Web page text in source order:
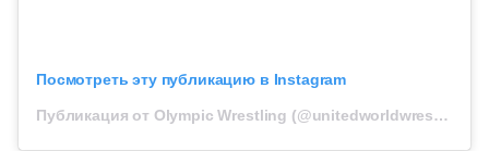
Посмотреть эту публикацию в Instagram
Публикация от Olympic Wrestling (@unitedworldwrestling)